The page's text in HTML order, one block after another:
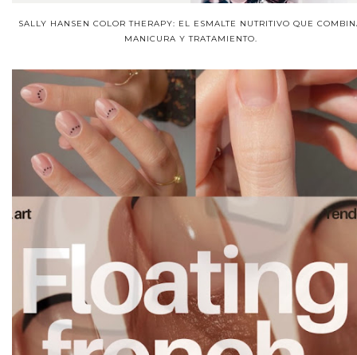
SALLY HANSEN COLOR THERAPY: EL ESMALTE NUTRITIVO QUE
MANICURA Y TRATAMIENTO.